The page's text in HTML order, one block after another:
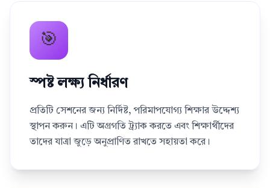
🎯
স্পষ্ট লক্ষ্য নির্ধারণ
প্রতিটি সেশনের জন্য নির্দিষ্ট, পরিমাপযোগ্য শিক্ষার উদ্দেশ্য
স্থাপন করুন। এটি অগ্রগতি ট্র্যাক করতে এবং শিক্ষার্থীদের
তাদের যাত্রা জুড়ে অনুপ্রাণিত রাখতে সহায়তা করে।